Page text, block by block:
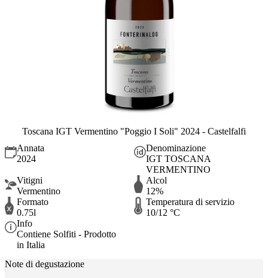
Toscana IGT Vermentino "Poggio I Soli" 2024 - Castelfalfi
Annata
2024
Denominazione
IGT TOSCANA
VERMENTINO
Vitigni
Vermentino
Alcol
12%
Formato
0.75l
Temperatura di servizio
10/12 °C
Info
Contiene Solfiti - Prodotto
in Italia
Note di degustazione